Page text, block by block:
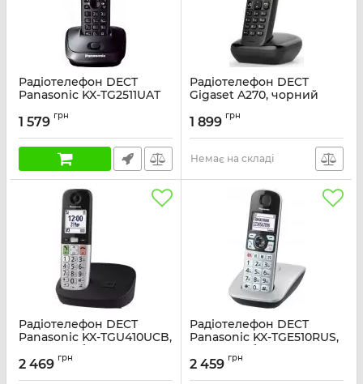
Радіотелефон DECT
Panasonic KX-TG2511UAT
Артикул:
1 579 грн
Радіотелефон DECT
Gigaset A270, чорний
1 899 грн
Немає на складі
Радіотелефон DECT
Panasonic KX-TGU410UCB,
чорно-сріблястий
Артикул: KX-TGU410UCB
2 469 грн
Радіотелефон DECT
Panasonic KX-TGE510RUS,
чорно-сріблястий
Артикул:
2 459 грн